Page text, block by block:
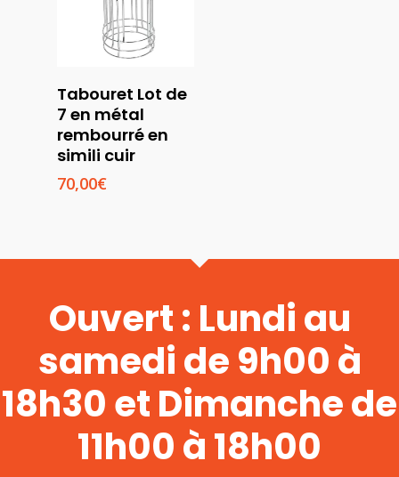
Choix
Des
Options
Tabouret Lot de
7 en métal
rembourré en
simili cuir
70,00€
Ouvert : Lundi au
samedi de 9h00 à
18h30 et Dimanche de
11h00 à 18h00